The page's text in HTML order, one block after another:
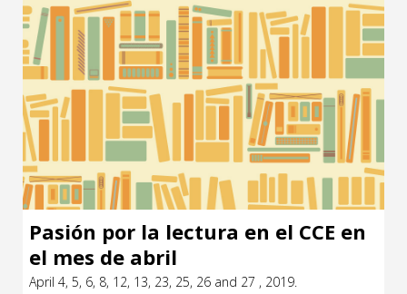
Pasión por la lectura en el CCE en
el mes de abril
April 4, 5, 6, 8, 12, 13, 23, 25, 26 and 27 , 2019.